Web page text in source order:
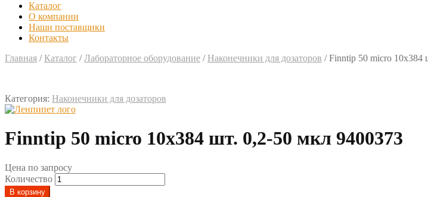
Каталог
О компании
Наши поставщики
Контакты
Главная / Каталог /Лабораторное оборудование / Наконечники для дозаторов /Finntip 50 micro 10х384
Категория: Наконечники для дозаторов
Finntip 50 micro 10х384 шт. 0,2-50 мкл 9400373
Цена по запросу
Количество
В корзину